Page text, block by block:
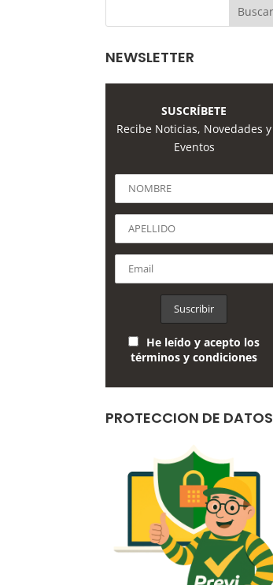
NEWSLETTER
SUSCRÍBETE
Recibe Noticias, Novedades y
Eventos
He leído y acepto los
términos y condiciones
PROTECCION DE DATOS